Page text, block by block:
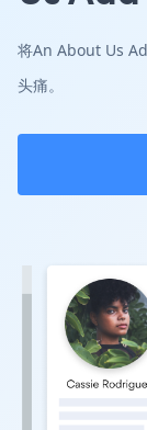
将An About Us
头痛。